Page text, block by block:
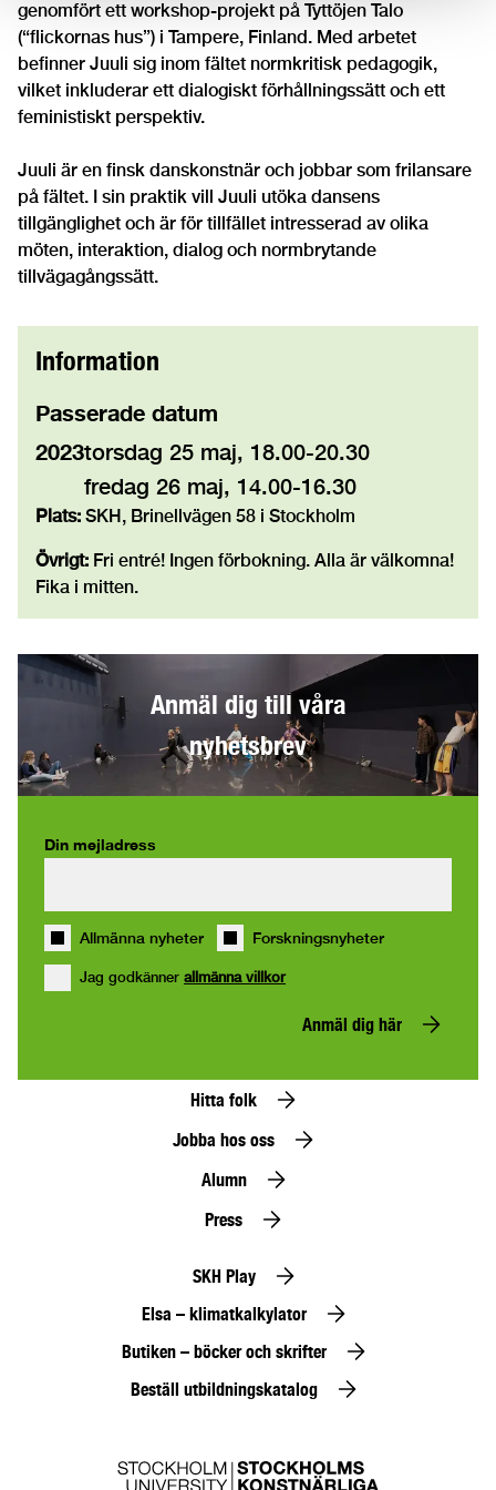
genomfört ett workshop-projekt på Tyttöjen Talo
(“flickornas hus”) i Tampere, Finland. Med arbetet
befinner Juuli sig inom fältet normkritisk pedagogik,
vilket inkluderar ett dialogiskt förhållningssätt och ett
feministiskt perspektiv.
Juuli är en finsk danskonstnär och jobbar som frilansare
på fältet. I sin praktik vill Juuli utöka dansens
tillgänglighet och är för tillfället intresserad av olika
möten, interaktion, dialog och normbrytande
tillvägagångssätt.
Information
Passerade datum
2023torsdag 25 maj, 18.00-20.30
fredag 26 maj, 14.00-16.30
Plats: SKH, Brinellvägen 58 i Stockholm
Övrigt: Fri entré! Ingen förbokning. Alla är välkomna!
Fika i mitten.
Anmäl dig till våra
nyhetsbrev
Din mejladress
Allmänna nyheter Forskningsnyheter
Jag godkänner allmänna villkor
Anmäl dig här
Hitta folk
Jobba hos oss
Alumn
Press
SKH Play
Elsa – klimatkalkylator
Butiken – böcker och skrifter
Beställ utbildningskatalog